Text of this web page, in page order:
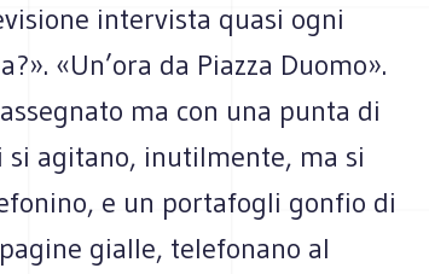
intervista quasi ogni
«Un’ora da Piazza Duomo».
ma con una punta di
agitano, inutilmente, ma si
e un portafogli gonfio di
gialle, telefonano al